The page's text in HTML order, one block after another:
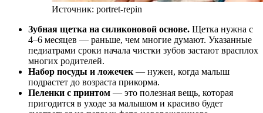
Источник: portret-repin
Зубная щетка на силиконовой основе. Щетка нужна с
4–6 месяцев — раньше, чем многие думают. Указанные
педиатрами сроки начала чистки зубов застают врасплох
многих родителей.
Набор посуды и ложечек — нужен, когда малыш
подрастет до возраста прикорма.
Пеленки с принтом — это полезная вещь, которая
пригодится в уходе за малышом и красиво будет